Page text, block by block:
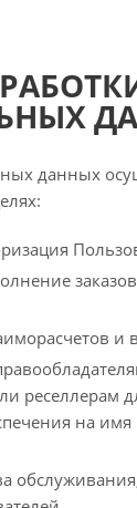
данных
и
реселлерам
на имя